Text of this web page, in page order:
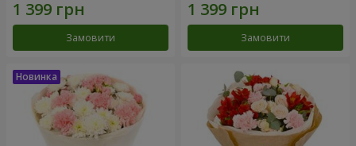
Замовити Замовити